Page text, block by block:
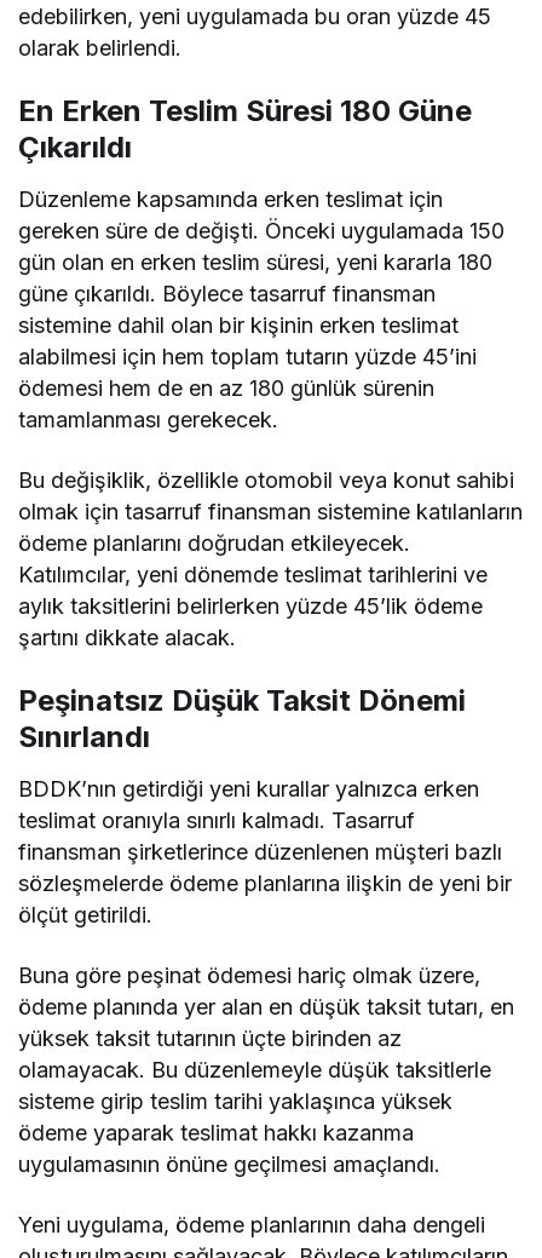
edebilirken, yeni uygulamada bu oran yüzde 45
olarak belirlendi.
En Erken Teslim Süresi 180 Güne
Çıkarıldı
Düzenleme kapsamında erken teslimat için
gereken süre de değişti. Önceki uygulamada 150
gün olan en erken teslim süresi, yeni kararla 180
güne çıkarıldı. Böylece tasarruf finansman
sistemine dahil olan bir kişinin erken teslimat
alabilmesi için hem toplam tutarın yüzde 45’ini
ödemesi hem de en az 180 günlük sürenin
tamamlanması gerekecek.
Bu değişiklik, özellikle otomobil veya konut sahibi
olmak için tasarruf finansman sistemine katılanların
ödeme planlarını doğrudan etkileyecek.
Katılımcılar, yeni dönemde teslimat tarihlerini ve
aylık taksitlerini belirlerken yüzde 45’lik ödeme
şartını dikkate alacak.
Peşinatsız Düşük Taksit Dönemi
Sınırlandı
BDDK’nın getirdiği yeni kurallar yalnızca erken
teslimat oranıyla sınırlı kalmadı. Tasarruf
finansman şirketlerince düzenlenen müşteri bazlı
sözleşmelerde ödeme planlarına ilişkin de yeni bir
ölçüt getirildi.
Buna göre peşinat ödemesi hariç olmak üzere,
ödeme planında yer alan en düşük taksit tutarı, en
yüksek taksit tutarının üçte birinden az
olamayacak. Bu düzenlemeyle düşük taksitlerle
sisteme girip teslim tarihi yaklaşınca yüksek
ödeme yaparak teslimat hakkı kazanma
uygulamasının önüne geçilmesi amaçlandı.
Yeni uygulama, ödeme planlarının daha dengeli